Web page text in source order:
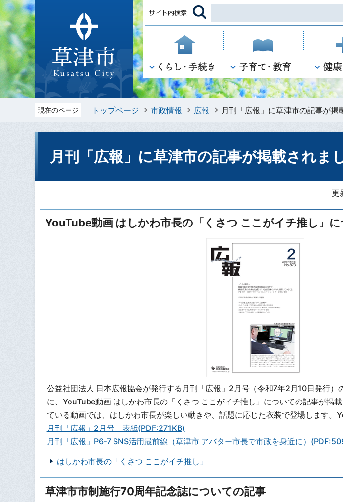
このページの本
現在のページ トップページ 市政情報 広報 月刊「広報」に草津市の記事が掲
月刊「広報」に草津市の記事が掲載されま
更
YouTube動画 はしかわ市長の「くさつ ここがイチ推し」
公益社団法人 日本広報協会が発行する月刊「広報」2月号（令和7年2月10日発行）
に、YouTube動画 はしかわ市長の「くさつ ここがイチ推し」についての記事が掲
ている動画では、はしかわ市長が楽しい動きや、話題に応じた衣装で登場します。
月刊「広報」2月号 表紙(PDF:271KB)
月刊「広報」P6‐7 SNS活用最前線（草津市 アバター市長で市政を身近に）
はしかわ市長の「くさつ ここがイチ推し」
草津市市制施行70周年記念誌についての記事